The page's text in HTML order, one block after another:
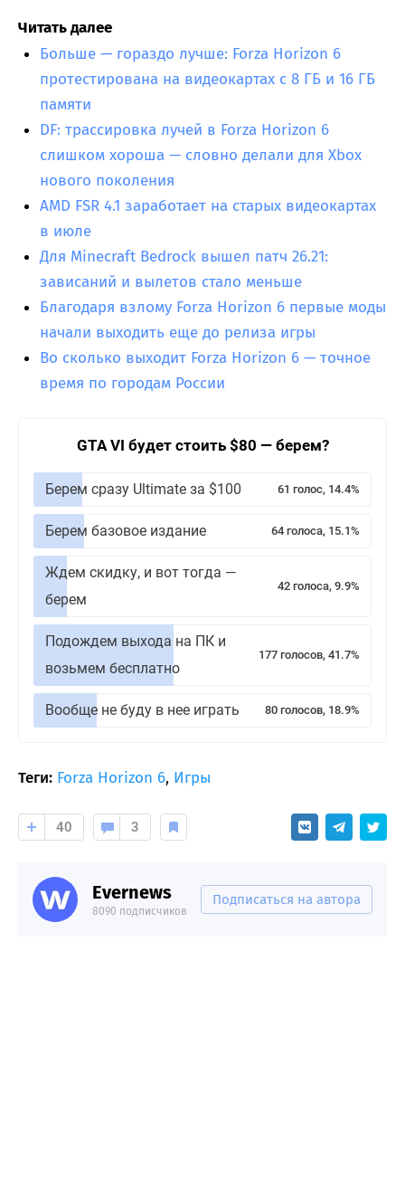
Читать далее
Больше — гораздо лучше: Forza Horizon 6
протестирована на видеокартах с 8 ГБ и 16 ГБ
памяти
DF: трассировка лучей в Forza Horizon 6
слишком хороша — словно делали для Xbox
нового поколения
AMD FSR 4.1 заработает на старых видеокартах
в июле
Для Minecraft Bedrock вышел патч 26.21:
зависаний и вылетов стало меньше
Благодаря взлому Forza Horizon 6 первые моды
начали выходить еще до релиза игры
Во сколько выходит Forza Horizon 6 — точное
время по городам России
GTA VI будет стоить $80 — берем?
Берем сразу Ultimate за $100 61 голос, 14.4%
Берем базовое издание 64 голоса, 15.1%
Ждем скидку, и вот тогда —
берем
42 голоса, 9.9%
Подождем выхода на ПК и
возьмем бесплатно
177 голосов, 41.7%
Вообще не буду в нее играть 80 голосов, 18.9%
Теги: Forza Horizon 6, Игры
40 3
Evernews
8090 подписчиков
Подписаться на автора